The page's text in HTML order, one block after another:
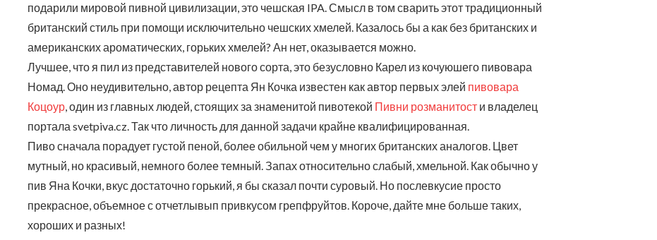
подарили мировой пивной цивилизации, это чешская IPA. Смысл в том сварить этот традиционный
британский стиль при помощи исключительно чешских хмелей. Казалось бы а как без британских и
американских ароматических, горьких хмелей? Ан нет, оказывается можно.
Лучшее, что я пил из представителей нового сорта, это безусловно Карел из кочуюшего пивовара
Номад. Оно неудивительно, автор рецепта Ян Кочка известен как автор первых элей пивовара
Коцоур, один из главных людей, стоящих за знаменитой пивотекой Пивни розманитост и владелец
портала svetpiva.cz. Так что личность для данной задачи крайне квалифицированная.
Пиво сначала порадует густой пеной, более обильной чем у многих британских аналогов. Цвет
мутный, но красивый, немного более темный. Запах относительно слабый, хмельной. Как обычно у
пив Яна Кочки, вкус достаточно горький, я бы сказал почти суровый. Но послевкусие просто
прекрасное, объемное с отчетлывып привкусом грепфруйтов. Короче, дайте мне больше таких,
хороших и разных!